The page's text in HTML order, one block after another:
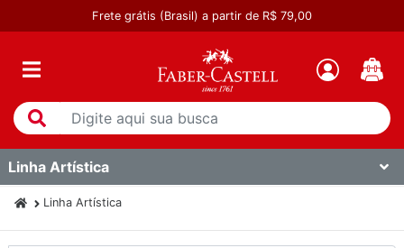
Frete grátis (Brasil) a partir de R$ 79,00
Linha Artística
Linha Artística